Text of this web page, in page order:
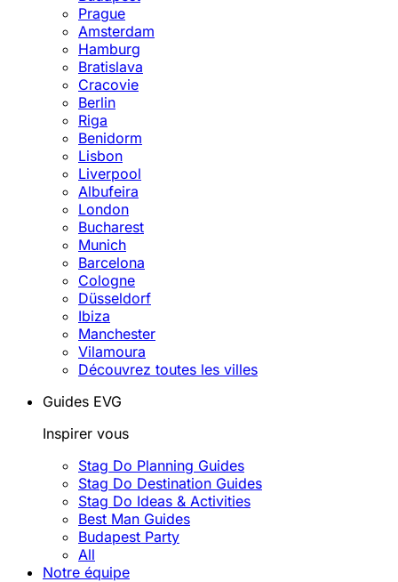
Prague
Amsterdam
Hamburg
Bratislava
Cracovie
Berlin
Riga
Benidorm
Lisbon
Liverpool
Albufeira
London
Bucharest
Munich
Barcelona
Cologne
Düsseldorf
Ibiza
Manchester
Vilamoura
Découvrez toutes les villes
Guides EVG
Inspirer vous
Stag Do Planning Guides
Stag Do Destination Guides
Stag Do Ideas & Activities
Best Man Guides
Budapest Party
All
Notre équipe